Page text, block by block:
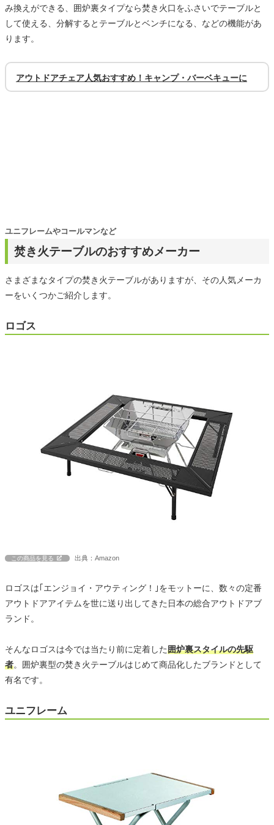
み換えができる、囲炉裏タイプなら焚き火口をふさいでテーブルと
して使える、分解するとテーブルとベンチになる、などの機能があ
ります。
アウトドアチェア人気おすすめ！キャンプ・バーベキューに
焚き火テーブルのおすすめメーカー
ユニフレームやコールマンなど
さまざまなタイプの焚き火テーブルがありますが、その人気メーカ
ーをいくつかご紹介します。
ロゴス
この商品を見る 出典：Amazon
ロゴスは｢エンジョイ・アウティング！｣をモットーに、数々の定番
アウトドアアイテムを世に送り出してきた日本の総合アウトドアブ
ランド。
そんなロゴスは今では当たり前に定着した囲炉裏スタイルの先駆
者。囲炉裏型の焚き火テーブルはじめて商品化したブランドとして
有名です。
ユニフレーム